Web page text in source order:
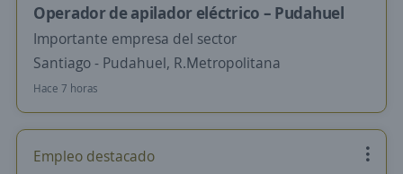
Operador de apilador eléctrico – Pudahuel
Importante empresa del sector
Santiago - Pudahuel, R.Metropolitana
Hace 7 horas
Empleo destacado